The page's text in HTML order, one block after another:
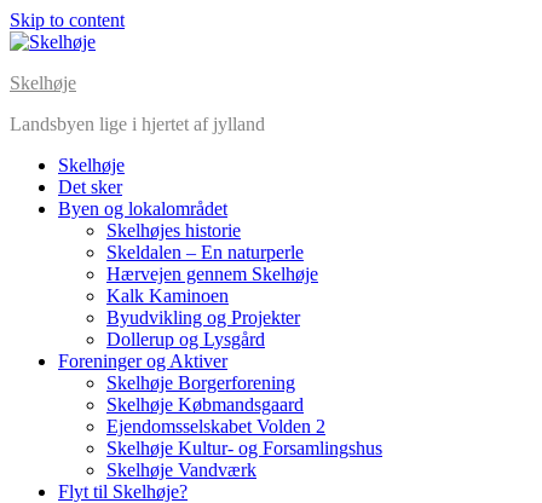
Skip to content
Skelhøje
Landsbyen lige i hjertet af jylland
Skelhøje
Det sker
Byen og lokalområdet
Skelhøjes historie
Skeldalen – En naturperle
Hærvejen gennem Skelhøje
Kalk Kaminoen
Byudvikling og Projekter
Dollerup og Lysgård
Foreninger og Aktiver
Skelhøje Borgerforening
Skelhøje Købmandsgaard
Ejendomsselskabet Volden 2
Skelhøje Kultur- og Forsamlingshus
Skelhøje Vandværk
Flyt til Skelhøje?